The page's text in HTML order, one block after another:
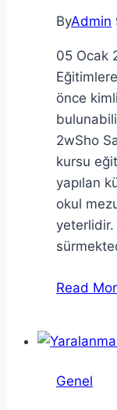
ByAdmin
05 Ocak
önce
2wSho
kursu
yapılan
okul
Read
Genel